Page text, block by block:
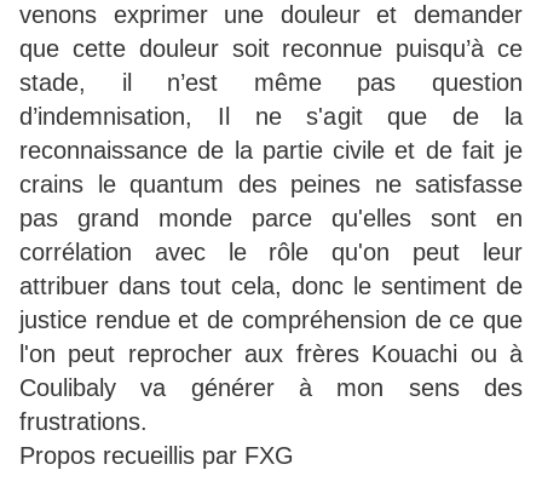
venons exprimer une douleur et demander
que cette douleur soit reconnue puisqu’à ce
stade, il n’est même pas question
d’indemnisation, Il ne s'agit que de la
reconnaissance de la partie civile et de fait je
crains le quantum des peines ne satisfasse
pas grand monde parce qu'elles sont en
corrélation avec le rôle qu'on peut leur
attribuer dans tout cela, donc le sentiment de
justice rendue et de compréhension de ce que
l'on peut reprocher aux frères Kouachi ou à
Coulibaly va générer à mon sens des
frustrations.
Propos recueillis par FXG